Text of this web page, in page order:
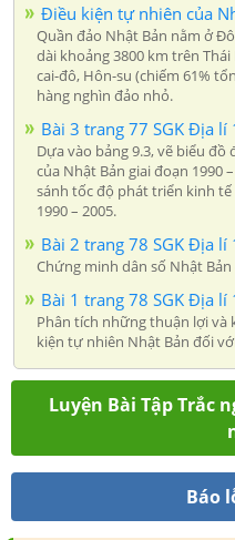
Điều kiện tự nhiên của
Quần đảo Nhật Bản nằm ở
dài khoảng 3800 km trên
cai-đô, Hôn-su (chiếm 61%
hàng nghìn đảo nhỏ.
Bài 3 trang 77 SGK Địa lí
Dựa vào bảng 9.3, vẽ biểu
của Nhật Bản giai đoạn 1990
sánh tốc độ phát triển kinh tế
1990 – 2005.
Bài 2 trang 78 SGK Địa lí
Chứng minh dân số Nhật Bản
Bài 1 trang 78 SGK Địa lí
Phân tích những thuận lợi và
kiện tự nhiên Nhật Bản đối
Luyện Bài Tập Trắc
Báo